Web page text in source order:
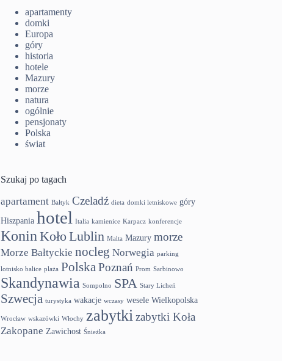
apartamenty
domki
Europa
góry
historia
hotele
Mazury
morze
natura
ogólnie
pensjonaty
Polska
świat
Szukaj po tagach
apartament Bałtyk Czeladź dieta domki letniskowe góry
Hiszpania hotel Italia kamienice Karpacz konferencje
Konin Koło Lublin Malta Mazury morze
Morze Bałtyckie nocleg Norwegia parking
lotnisko balice plaża PolskaPoznań Prom Sarbinowo
Skandynawia Sompolno SPA Stary Licheń
Szwecja turystyka wakacje wczasy wesele Wielkopolska
Wrocław wskazówki Włochy zabytkizabytki Koła
Zakopane Zawichost Śnieżka